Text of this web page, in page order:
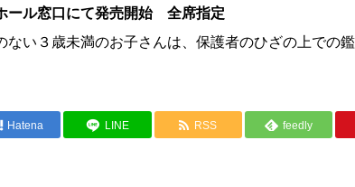
ール窓口にて発売開始 全席指定
い３歳未満のお子さんは、保護者のひざの上での鑑
Hatena LINE RSS feedly